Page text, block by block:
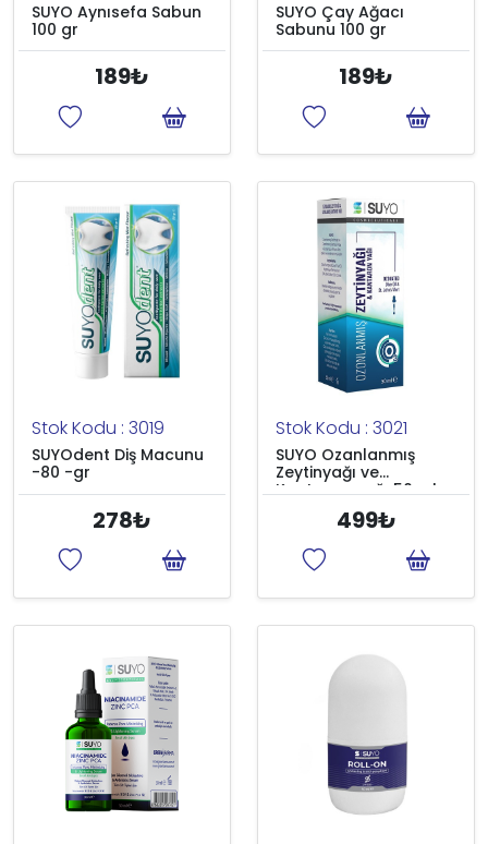
SUYO Aynısefa Sabun
100 gr
189₺
SUYO Çay Ağacı
Sabunu 100 gr
189₺
Stok Kodu : 3019
SUYOdent Diş Macunu
-80 -gr
278₺
Stok Kodu : 3021
SUYO Ozanlanmış
Zeytinyağı ve
Kantoron yağı 50 ml
499₺